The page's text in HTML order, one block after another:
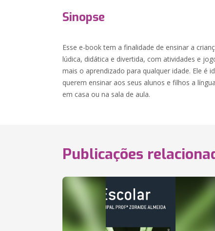
Sinopse
Esse e-book tem a finalidade de ensinar a
lúdica, didática e divertida, com atividades e
mais o aprendizado para qualquer idade. Ele é
querem ensinar aos seus alunos e filhos a
em casa ou na sala de aula.
Publicações